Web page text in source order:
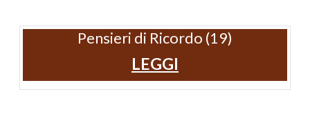
Pensieri di Ricordo (19)
LEGGI